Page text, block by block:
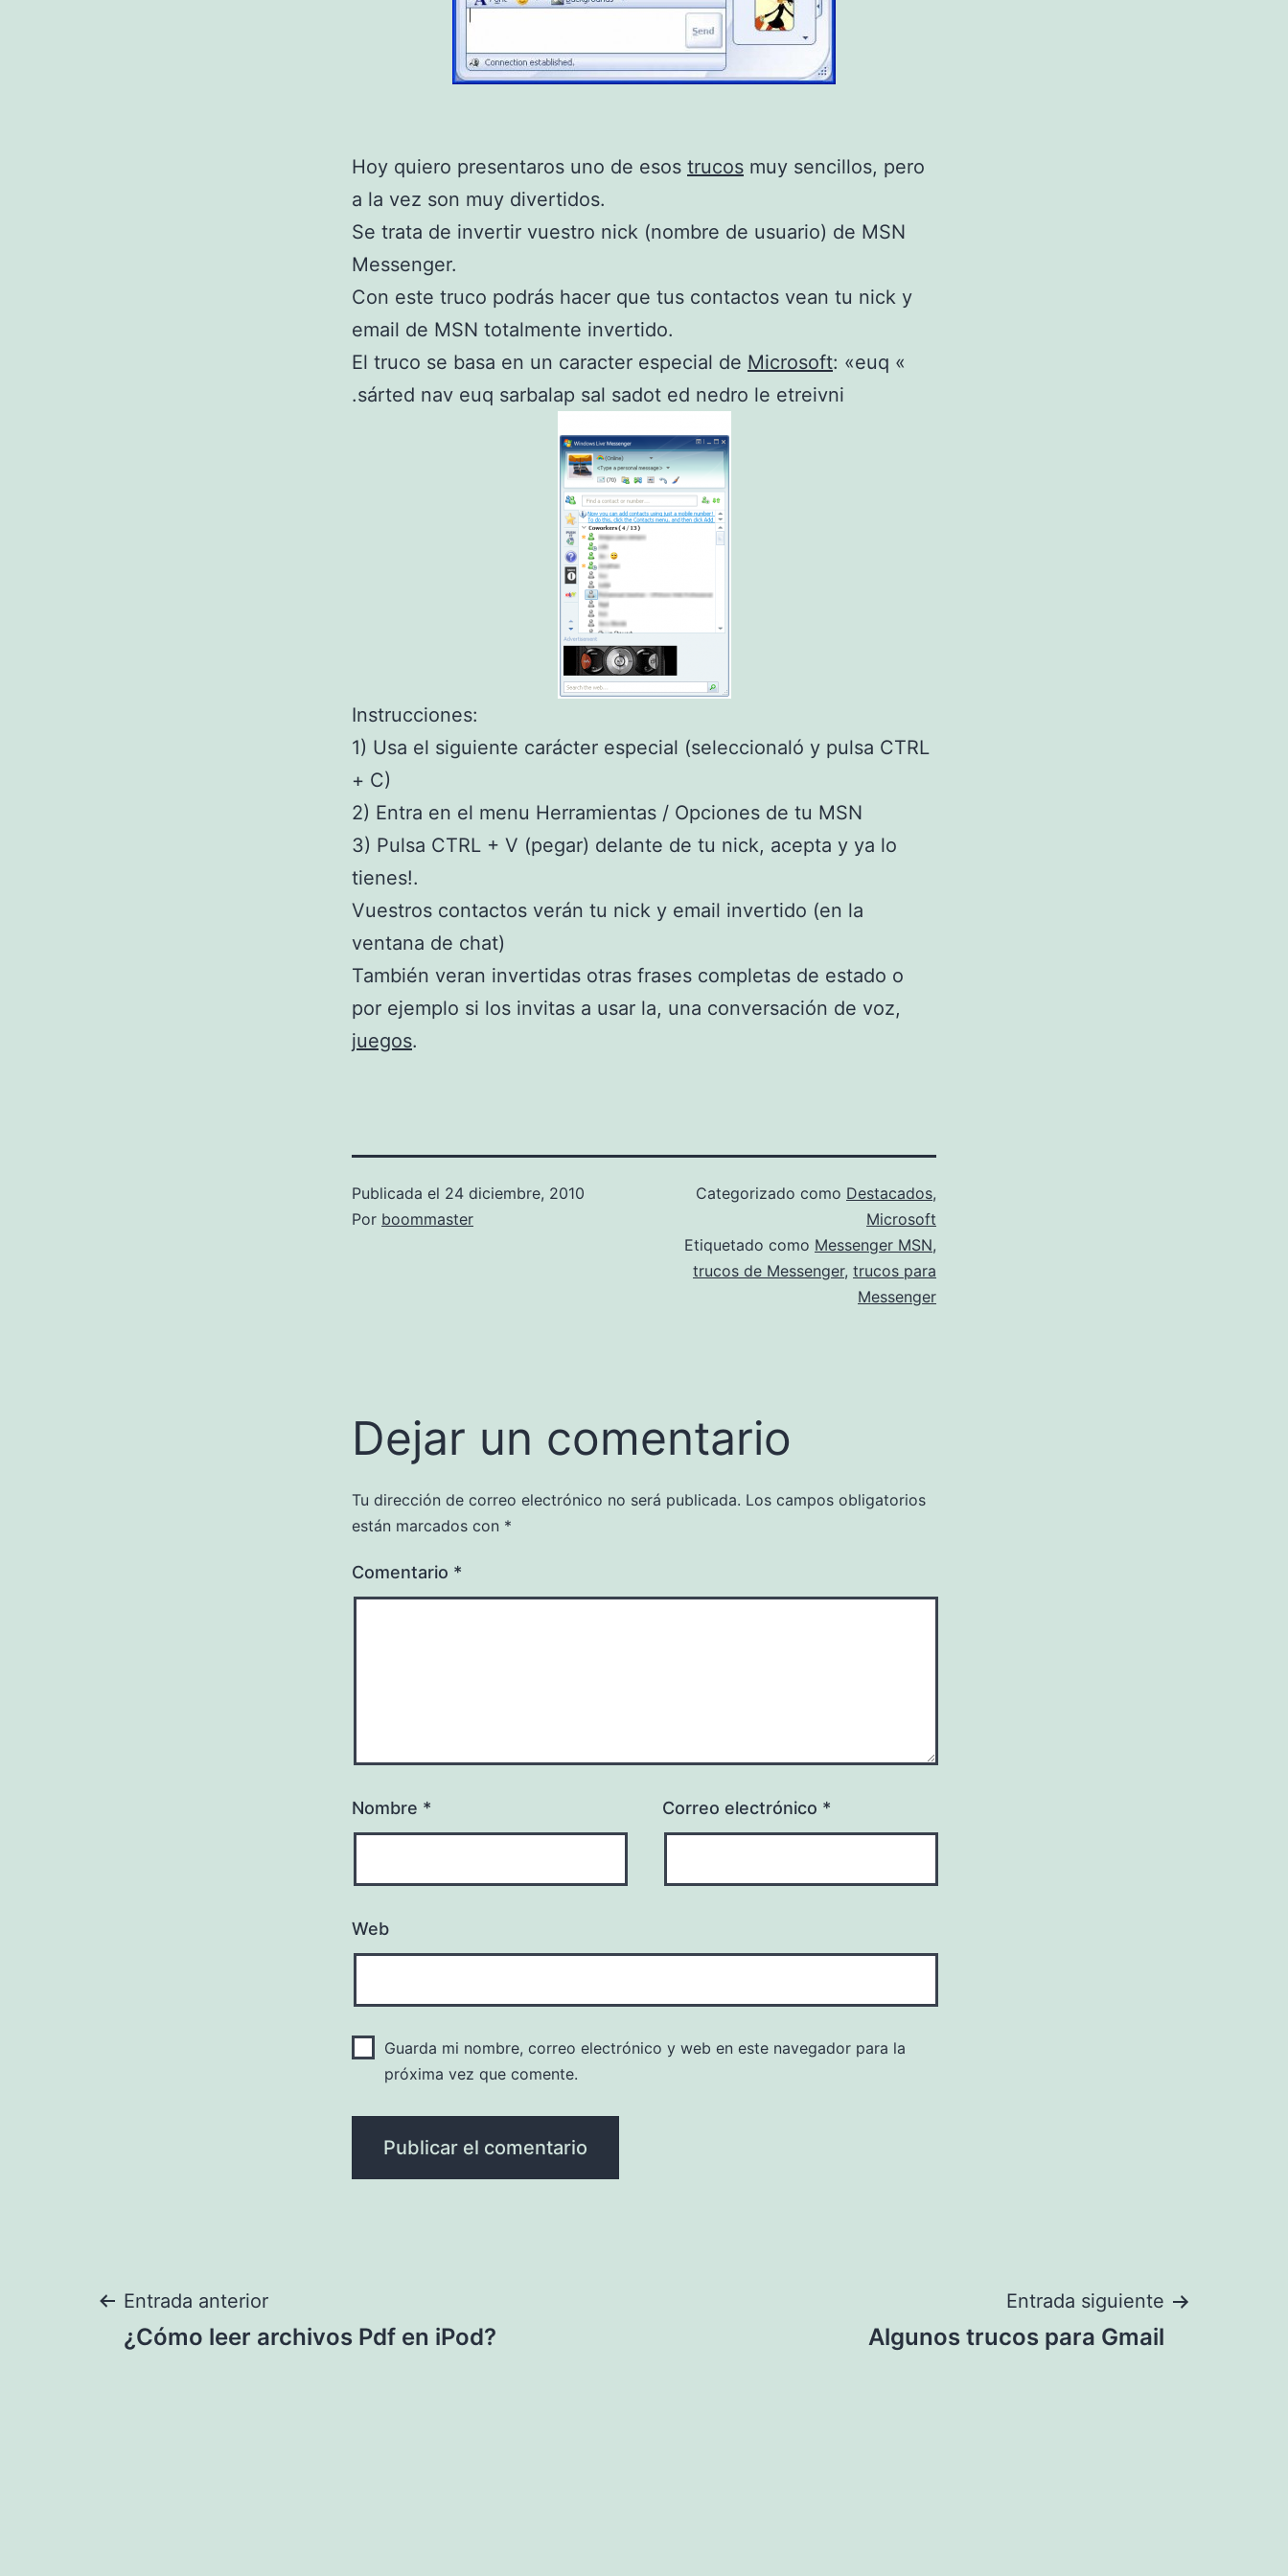
Hoy quiero presentaros uno de esos trucos muy sencillos, pero
a la vez son muy divertidos.
Se trata de invertir vuestro nick (nombre de usuario) de MSN
Messenger.
Con este truco podrás hacer que tus contactos vean tu nick y
email de MSN totalmente invertido.
El truco se basa en un caracter especial de Microsoft: «‮» que
invierte el orden de todas las palabras que van detrás.
Instrucciones:
1) Usa el siguiente carácter especial (seleccionaló y pulsa CTRL
+ C)
2) Entra en el menu Herramientas / Opciones de tu MSN
3) Pulsa CTRL + V (pegar) delante de tu nick, acepta y ya lo
tienes!.
Vuestros contactos verán tu nick y email invertido (en la
ventana de chat)
También veran invertidas otras frases completas de estado o
por ejemplo si los invitas a usar la, una conversación de voz,
juegos.
Publicada el 24 diciembre, 2010
Por boommaster
Categorizado como Destacados,
Microsoft
Etiquetado como Messenger MSN,
trucos de Messenger, trucos para
Messenger
Dejar un comentario
Tu dirección de correo electrónico no será publicada. Los campos obligatorios
están marcados con *
Comentario *
Nombre * Correo electrónico *
Web
Guarda mi nombre, correo electrónico y web en este navegador para la
próxima vez que comente.
Navegación
Entrada anterior
¿Cómo leer archivos Pdf en iPod?
Entrada siguiente
Algunos trucos para Gmail